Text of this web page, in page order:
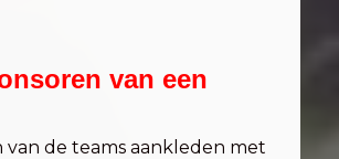
van een
van de teams aankleden met